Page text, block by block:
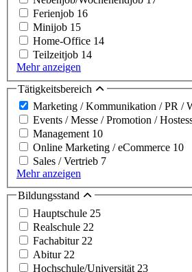
Ferienjob 16
Minijob 15
Home-Office 14
Teilzeitjob 14
Mehr anzeigen
Tätigkeitsbereich
Marketing / Kommunikation / PR /
Events / Messe / Promotion /
Management 10
Online Marketing / eCommerce 10
Sales / Vertrieb 7
Mehr anzeigen
Bildungsstand
Hauptschule 25
Realschule 22
Fachabitur 22
Abitur 22
Hochschule/Universität 23